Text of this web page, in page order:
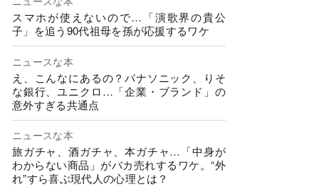
スマホが使えないので…「演歌界の貴公
子」を追う90代祖母を孫が応援するワケ
ニュースな本
え、こんなにあるの？パナソニック、りそ
な銀行、ユニクロ…「企業・ブランド」の
意外すぎる共通点
ニュースな本
旅ガチャ、酒ガチャ、本ガチャ…「中身が
わからない商品」がバカ売れするワケ。“外
れ”すら喜ぶ現代人の心理とは？